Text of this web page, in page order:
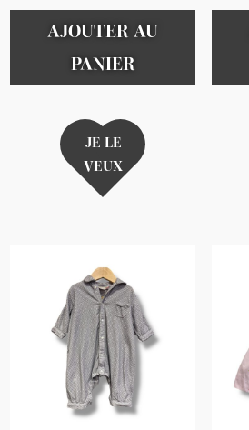
AJOUTER AU
PANIER
JE LE
VEUX